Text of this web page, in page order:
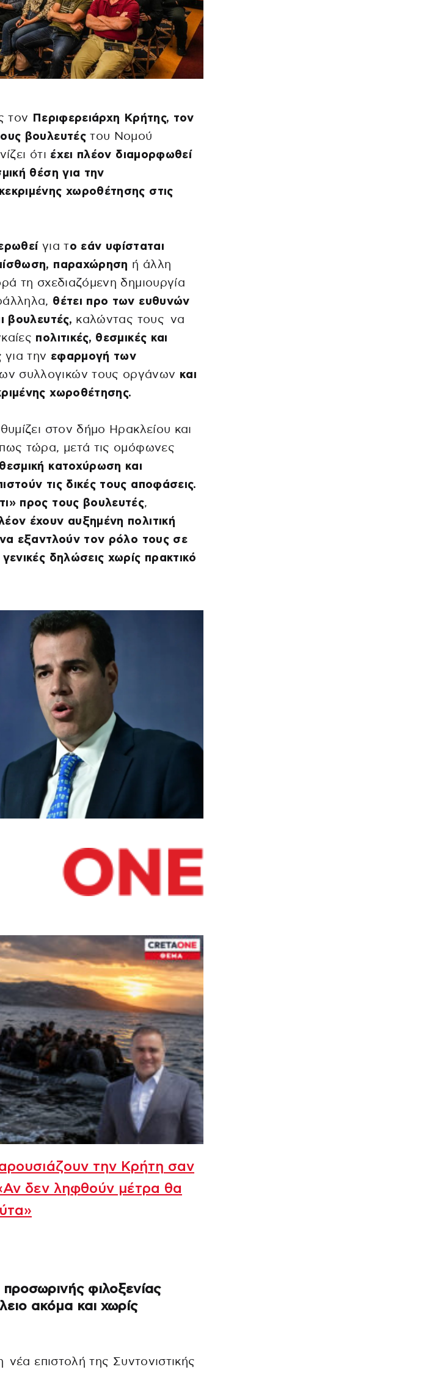
τον
Περιφερειάρχη Κρήτης, τον
βουλευτέςτου Νομού
ότι έχει πλέον διαμορφωθεί
θέση για την
χωροθέτησης στις
για το εάν υφίσταται
παραχώρηση ή άλλη
τη σχεδιαζόμενη δημιουργία
θέτει προ των ευθυνών
βουλευτές, καλώντας τους να
πολιτικές, θεσμικές και
για την εφαρμογή των
συλλογικών τους οργάνων και
χωροθέτησης.
στον δήμο Ηρακλείου και
τώρα, μετά τις ομόφωνες
κατοχύρωση και
τις δικές τους αποφάσεις.
προς τους βουλευτές,
έχουν αυξημένη πολιτική
εξαντλούν τον ρόλο τους σε
δηλώσεις χωρίς πρακτικό
την Κρήτη σαν
δεν ληφθούν μέτρα θα
φιλοξενίας
ακόμα και χωρίς
νέα επιστολή της Συντονιστικής